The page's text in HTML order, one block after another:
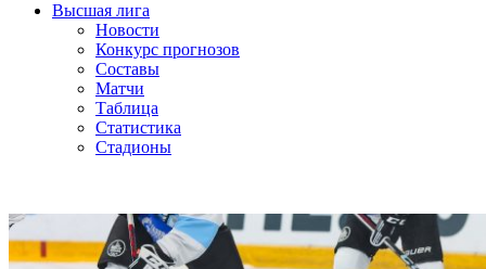
Высшая лига
Новости
Конкурс прогнозов
Составы
Матчи
Таблица
Статистика
Стадионы